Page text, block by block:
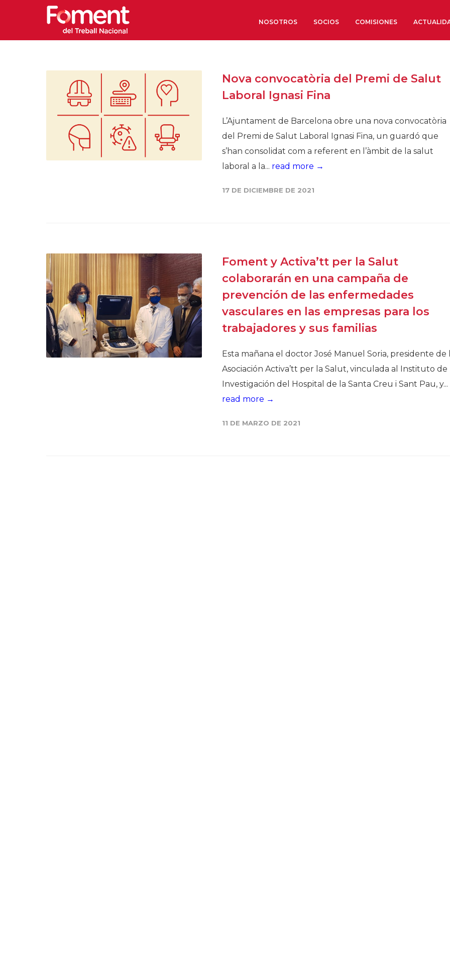
NOSOTROS
Órganos de Gobierno
Institut d’Estudis Estratègics
Organizaciones sectoriales
Sede Social
SOCIOS COMISIONES
Nova convocatòria del Premi de Salut
Laboral Ignasi Fina
L’Ajuntament de Barcelona obre una nova convocatòria
del Premi de Salut Laboral Ignasi Fina, un guardó que
s’han consolidat com a referent en l’àmbit de la salut
laboral a la... read more →
17 DE DICIEMBRE DE 2021
Foment y Activa’tt per la Salut
colaborarán en una campaña de
prevención de las enfermedades
vasculares en las empresas para los
trabajadores y sus familias
Esta mañana el doctor José Manuel Soria, presidente de
Asociación Activa’tt per la Salut, vinculada al Instituto de
Investigación del Hospital de la Santa Creu i Sant Pau, y...
read more →
11 DE MARZO DE 2021